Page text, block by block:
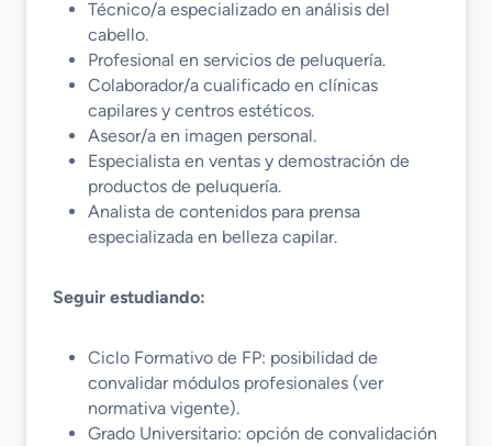
Técnico/a especializado en análisis del
cabello.
Profesional en servicios de peluquería.
Colaborador/a cualificado en clínicas
capilares y centros estéticos.
Asesor/a en imagen personal.
Especialista en ventas y demostración de
productos de peluquería.
Analista de contenidos para prensa
especializada en belleza capilar.
Seguir estudiando:
Ciclo Formativo de FP: posibilidad de
convalidar módulos profesionales (ver
normativa vigente).
Grado Universitario: opción de convalidación